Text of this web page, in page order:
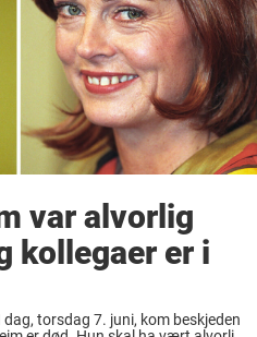
var alvorlig
kollegaer er i
torsdag 7. juni, kom beskjeden